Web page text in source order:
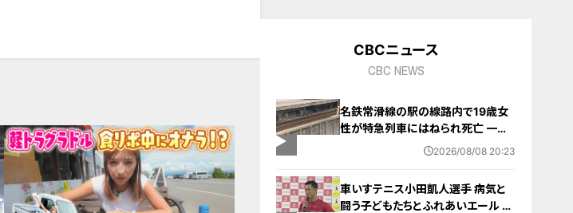
CBCニュース
CBC NEWS
名鉄常滑線の駅の線路内で19歳女
性が特急列車にはねられ死亡 一部
区間で一時運転見合わせに お盆休
2026/08/08 20:23
車いすテニス小田凱人選手 病気と
闘う子どもたちとふれあいエール ス